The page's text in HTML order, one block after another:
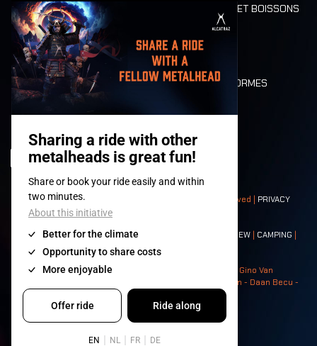
ALIMENTATION ET BOISSONS
LONE WOLVES
PLAN
DEATH RIDE
VALEURS ET NORMES
HISTOIRE
© 2008-2026- Apache Productions VZW – All rights reserved | PRIVACY
POLICY|CONDITIONS GÉNÉRALES
Contact:GENERAL| PARTNERSHIPS CREW CAMPING
| NEIGHBOURS
Photos: Ann Kermans - Hans Van Hoof - Eliaz Bruggeman - Gino Van
Lancker - Tim Tronckoe - Elsie Roymans - Stijn Verbruggen - Daan Becu -
Claus Christa - Devid Camerlynck